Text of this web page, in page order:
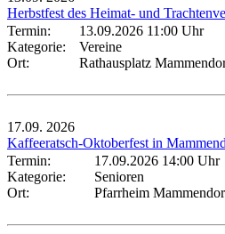
Herbstfest des Heimat- und
Termin:
13.09.2026 11:00 Uhr
Kategorie:
Vereine
Ort:
Rathausplatz
17.09. 2026
Kaffeeratsch-Oktoberfest in
Termin:
17.09.2026 14:00 Uhr
Kategorie:
Senioren
Ort:
Pfarrheim